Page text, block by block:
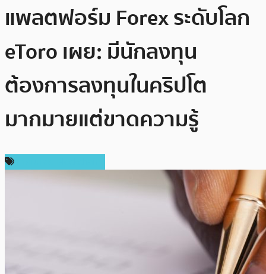
แพลตฟอร์ม Forex ระดับโลก
eToro เผย: มีนักลงทุน
ต้องการลงทุนในคริปโต
มากมายแต่ขาดความรู้